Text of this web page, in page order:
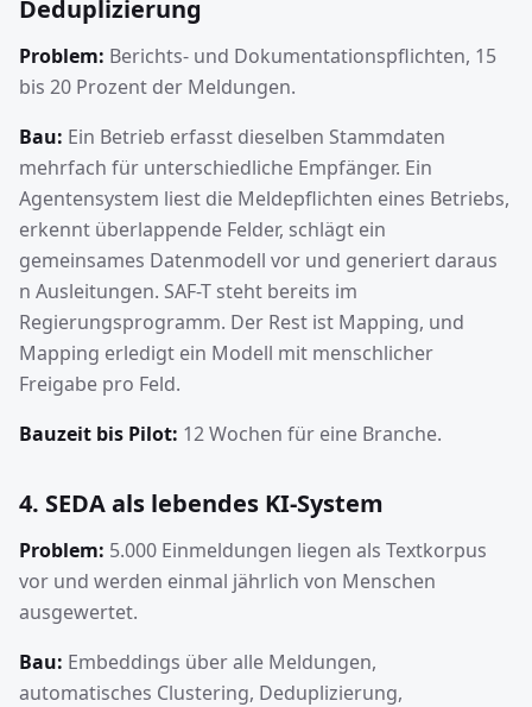
Deduplizierung
Problem: Berichts- und Dokumentationspflichten, 15
bis 20 Prozent der Meldungen.
Bau: Ein Betrieb erfasst dieselben Stammdaten
mehrfach für unterschiedliche Empfänger. Ein
Agentensystem liest die Meldepflichten eines Betriebs,
erkennt überlappende Felder, schlägt ein
gemeinsames Datenmodell vor und generiert daraus
n Ausleitungen. SAF-T steht bereits im
Regierungsprogramm. Der Rest ist Mapping, und
Mapping erledigt ein Modell mit menschlicher
Freigabe pro Feld.
Bauzeit bis Pilot: 12 Wochen für eine Branche.
4. SEDA als lebendes KI-System
Problem: 5.000 Einmeldungen liegen als Textkorpus
vor und werden einmal jährlich von Menschen
ausgewertet.
Bau: Embeddings über alle Meldungen,
automatisches Clustering, Deduplizierung,